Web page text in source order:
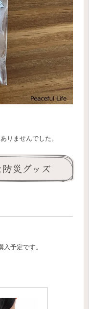
りませんでした。
災グッズ
予定です。